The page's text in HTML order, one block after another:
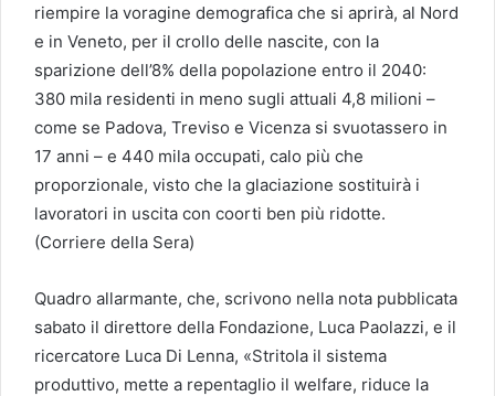
riempire la voragine demografica che si aprirà, al Nord
e in Veneto, per il crollo delle nascite, con la
sparizione dell’8% della popolazione entro il 2040:
380 mila residenti in meno sugli attuali 4,8 milioni –
come se Padova, Treviso e Vicenza si svuotassero in
17 anni – e 440 mila occupati, calo più che
proporzionale, visto che la glaciazione sostituirà i
lavoratori in uscita con coorti ben più ridotte.
(Corriere della Sera)
Quadro allarmante, che, scrivono nella nota pubblicata
sabato il direttore della Fondazione, Luca Paolazzi, e il
ricercatore Luca Di Lenna, «Stritola il sistema
produttivo, mette a repentaglio il welfare, riduce la